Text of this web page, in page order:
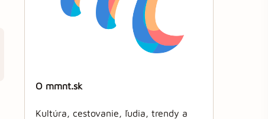
O mmnt.sk
Kultúra, cestovanie, ľudia, trendy a